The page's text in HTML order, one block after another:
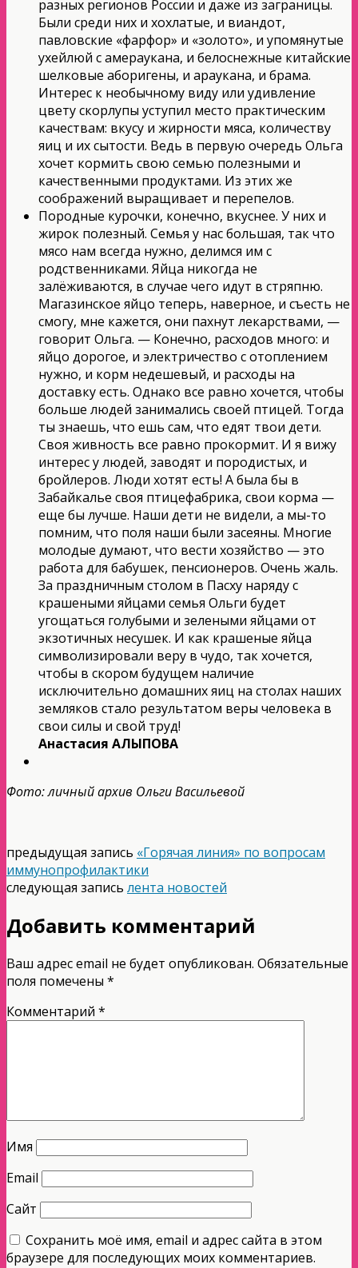
разных регионов России и даже из заграницы.
Были среди них и хохлатые, и виандот,
павловские «фарфор» и «золото», и упомянутые
ухейлюй с амераукана, и белоснежные китайские
шелковые аборигены, и араукана, и брама.
Интерес к необычному виду или удивление
цвету скорлупы уступил место практическим
качествам: вкусу и жирности мяса, количеству
яиц и их сытости. Ведь в первую очередь Ольга
хочет кормить свою семью полезными и
качественными продуктами. Из этих же
соображений выращивает и перепелов.
Породные курочки, конечно, вкуснее. У них и
жирок полезный. Семья у нас большая, так что
мясо нам всегда нужно, делимся им с
родственниками. Яйца никогда не
залёживаются, в случае чего идут в стряпню.
Магазинское яйцо теперь, наверное, и съесть не
смогу, мне кажется, они пахнут лекарствами, —
говорит Ольга. — Конечно, расходов много: и
яйцо дорогое, и электричество с отоплением
нужно, и корм недешевый, и расходы на
доставку есть. Однако все равно хочется, чтобы
больше людей занимались своей птицей. Тогда
ты знаешь, что ешь сам, что едят твои дети.
Своя живность все равно прокормит. И я вижу
интерес у людей, заводят и породистых, и
бройлеров. Люди хотят есть! А была бы в
Забайкалье своя птицефабрика, свои корма —
еще бы лучше. Наши дети не видели, а мы-то
помним, что поля наши были засеяны. Многие
молодые думают, что вести хозяйство — это
работа для бабушек, пенсионеров. Очень жаль.
За праздничным столом в Пасху наряду с
крашеными яйцами семья Ольги будет
угощаться голубыми и зелеными яйцами от
экзотичных несушек. И как крашеные яйца
символизировали веру в чудо, так хочется,
чтобы в скором будущем наличие
исключительно домашних яиц на столах наших
земляков стало результатом веры человека в
свои силы и свой труд!
Анастасия АЛЫПОВА
Фото: личный архив Ольги Васильевой
предыдущая запись «Горячая линия» по вопросам
иммунопрофилактики
следующая запись лента новостей
Добавить комментарий
Ваш адрес email не будет опубликован. Обязательные
поля помечены *
Комментарий *
Имя
Email
Сайт
Сохранить моё имя, email и адрес сайта в этом
браузере для последующих моих комментариев.